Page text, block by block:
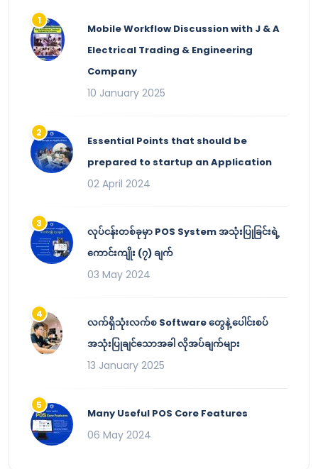
Mobile Workflow Discussion with J & A
Electrical Trading & Engineering
Company
10 January 2025
Essential Points that should be
prepared to startup an Application
02 April 2024
လုပ်ငန်းတစ်ခုမှာ POS System အသုံးပြုခြင်းရဲ့
ကောင်းကျိုး (၇) ချက်
03 May 2024
လက်ရှိသုံးလက်စ Software တွေနဲ့ ပေါင်းစပ်
အသုံးပြုချင်သောအခါ လိုအပ်ချက်များ
13 January 2025
Many Useful POS Core Features
06 May 2024